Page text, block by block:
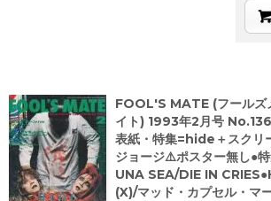
FOOL'S MATE (フールズ
イト) 1993年2月号
表紙・特集=hide＋スクリ
ジョージ⚠️ポスター無し●
UNA SEA/DIE IN
(X)/マッド・カプセル・マ